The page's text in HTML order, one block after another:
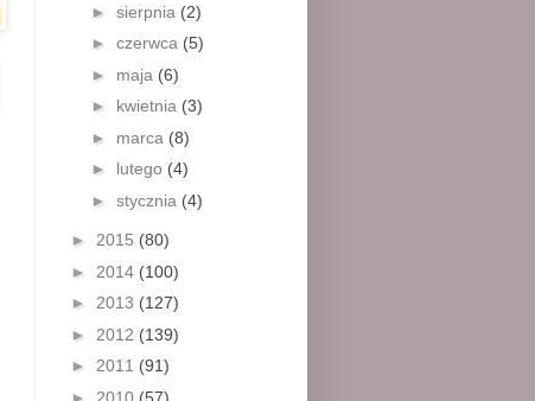
► sierpnia (2)
► czerwca (5)
► maja (6)
► kwietnia (3)
► marca (8)
► lutego (4)
► stycznia (4)
► 2015 (80)
► 2014 (100)
► 2013 (127)
► 2012 (139)
► 2011 (91)
► 2010 (57)